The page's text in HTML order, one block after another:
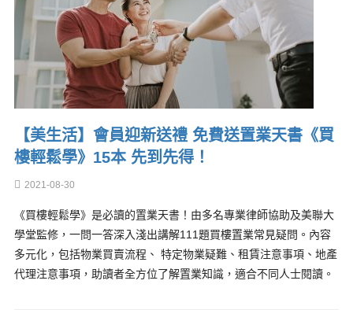
【美生活】會員迎新送禮 免費送置業天書《買
樓輕鬆學》15本 先到先得！
2021-08-30
《買樓輕鬆學》是必讀的置業天書！由多名專業律師協助及美聯大
學堂監修，一問一答深入淺出講解111題買樓置業常見疑問。內容
多元化，包括物業買賣流程、 特定物業疑難、租賃注意事項、地產
代理注意事項，助讀者全方位了解置業知識，適合不同人士閱讀。